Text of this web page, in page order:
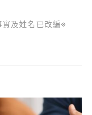
及姓名已改編※